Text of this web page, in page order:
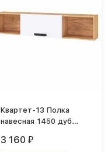
Квартет-13 Полка
навесная 1450 дуб
3 160 ₽